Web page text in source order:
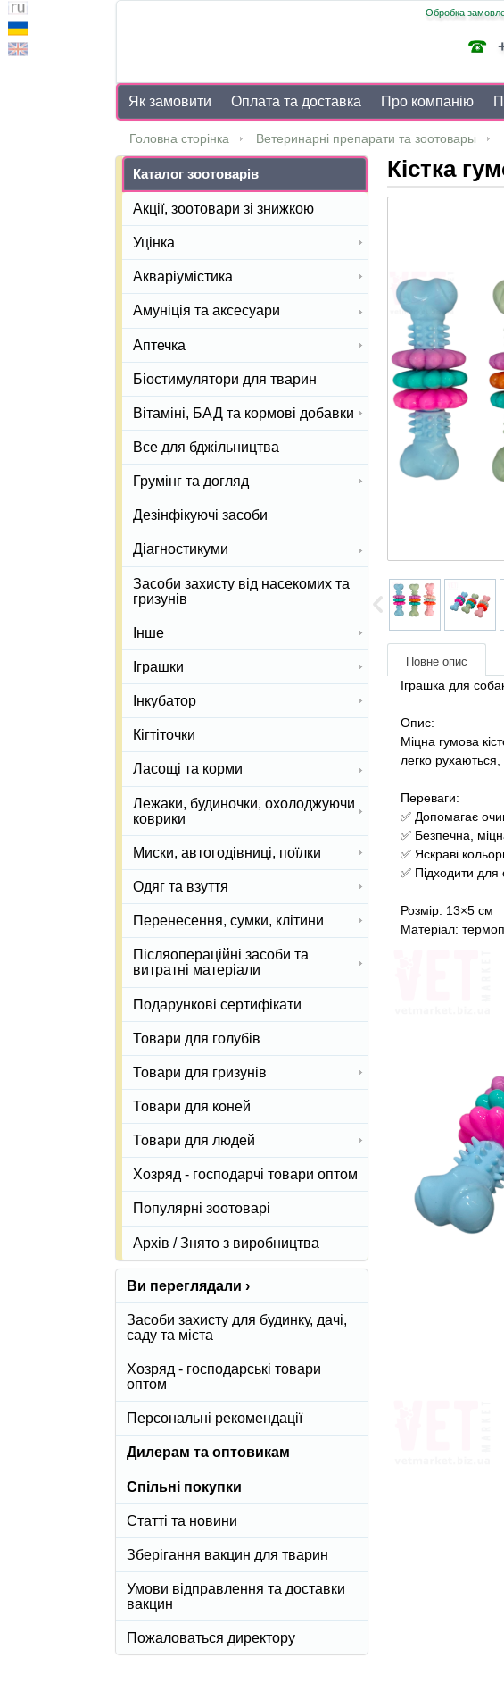
Обробка
Як замовити Оплата та доставка Про компанію
Головна сторінка Ветеринарні препарати та зоотовары
Кістка
Повне опис
Іграшка для
Опис:
Міцна гумова
легко
Переваги:
​​✅ Допомагає
✅ Безпечна,
✅ Яскраві
✅ Підходити для
Розмір: 13×5 см
Матеріал:
Каталог зоотоварів
Акції, зоотовари зі знижкою
Уцінка
Акваріумістика
Амуніція та аксесуари
Аптечка
Біостимулятори для тварин
Вітаміні, БАД та кормові добавки
Все для бджільництва
Грумінг та догляд
Дезінфікуючі засоби
Діагностикуми
Засоби захисту від насекомих та
гризунів
Інше
Іграшки
Інкубатор
Кігтіточки
Ласощі та корми
Лежаки, будиночки, охолоджуючи
коврики
Миски, автогодівниці, поїлки
Одяг та взуття
Перенесення, сумки, клітини
Післяопераційні засоби та
витратні матеріали
Подарункові сертифікати
Товари для голубів
Товари для гризунів
Товари для коней
Товари для людей
Хозряд - господарчі товари оптом
Популярні зоотоварі
Архів / Знято з виробництва
Ви переглядали ›
Засоби захисту для будинку, дачі,
саду та міста
Хозряд - господарські товари
оптом
Персональні рекомендації
Дилерам та оптовикам
Спільні покупки
Статті та новини
Зберігання вакцин для тварин
Умови відправлення та доставки
вакцин
Пожаловаться директору